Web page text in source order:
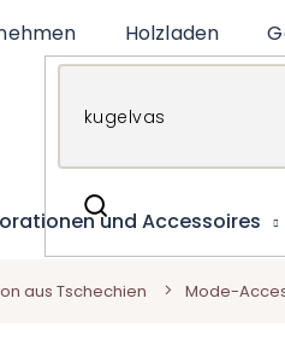
Holzladen
und Accessoires
aus Tschechien Mode-